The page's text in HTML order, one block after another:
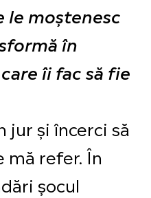
le moștenesc
în
îi fac să fie
jur și încerci să
mă refer. În
șocul